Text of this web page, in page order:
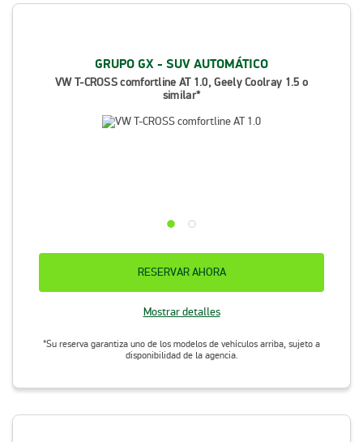
GRUPO GX - SUV AUTOMÁTICO
VW T-CROSS comfortline AT 1.0, Geely Coolray 1.5 o
similar*
RESERVAR AHORA
Mostrar detalles
*Su reserva garantiza uno de los modelos de vehículos arriba, sujeto a
disponibilidad de la agencia.